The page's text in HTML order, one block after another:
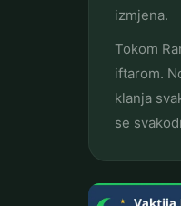
izmjena.
Tokom
iftarom.
klanja
se